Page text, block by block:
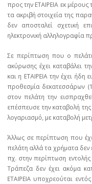
προς την ΕΤΑΙΡΕΙΑ εκ
τα ακριβή στοιχεία της
δεν αποσταλεί σχετική
ηλεκτρονική αλληλογραφία
Σε περίπτωση που ο
ακύρωσης έχει καταβάλει
και η ΕΤΑΙΡΕΙΑ την έχει ήδη
προθεσμία δεκατεσσάρων
στον πελάτη την
επέσπευσε την καταβολή
λογαριασμό, με καταβολή
Άλλως σε περίπτωση που
πελάτη αλλά τα χρήματα δεν
πχ. στην περίπτωση
Τράπεζα δεν έχει ακόμα
ΕΤΑΙΡΕΙΑ υποχρεούται